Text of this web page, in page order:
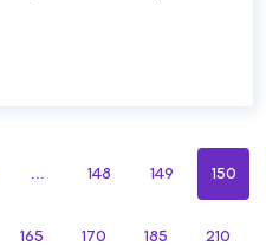
... 148 149 150
165 170 185 210